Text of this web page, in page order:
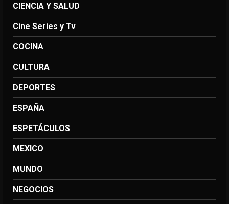
CIENCIA Y SALUD
Cine Series y Tv
COCINA
CULTURA
DEPORTES
ESPAÑA
ESPETÁCULOS
MEXICO
MUNDO
NEGOCIOS